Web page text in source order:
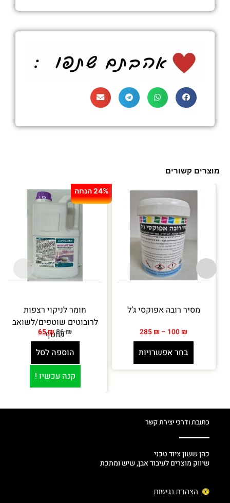
מוצרים קשורים
24% הנחה
חומר לניקוי רצפות
לרובוטים שוטפים/לשואב
שוטף
86₪
65₪
הוספה לסל
קנה עכשיו !
מסיר רובה אפוקסי ג’ל
100 ₪
–
285 ₪
בחר אפשרויות
כתובת ודרכי יצירת קשר
כהן ששון ציוד טכני
שיווק מוצרים לעיבוד אבן, שיש ומתכת
הצהרת נגישות